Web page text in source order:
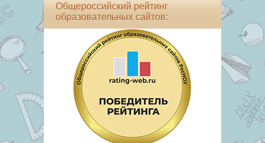
Общероссийский рейтинг
образовательных сайтов: